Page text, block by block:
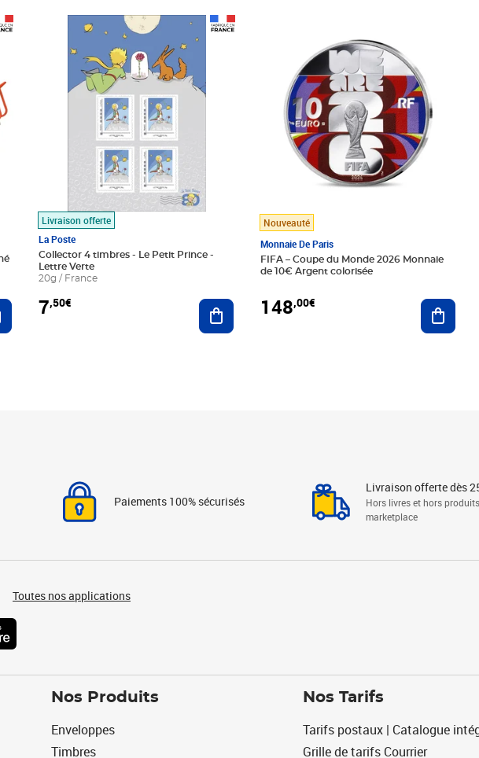
au panier
Livraison offerte
La Poste
Collector 4 timbres - Le Petit Prince -
Lettre Verte
20g / France
7,50€
Prix 7,50€
Ajouter au panier
Nouveauté
Monnaie De Paris
FIFA – Coupe du Monde 2026 Monnaie
de 10€ Argent colorisée
148,00€
Paiements 100% sécurisés
Livraison offerte dès
Hors livres et hors produits
marketplace
Toutes nos applications
Nos Produits
Enveloppes
Timbres
Nos Tarifs
Tarifs postaux | Catalogue
Grille de tarifs Courrier